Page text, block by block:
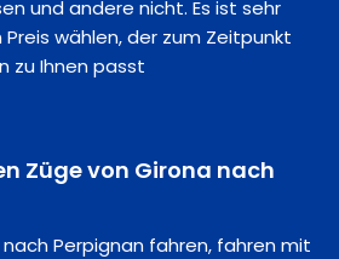
und andere nicht. Es ist sehr
wählen, der zum Zeitpunkt
zu Ihnen passt
Züge von Girona nach
Perpignan fahren, fahren mit